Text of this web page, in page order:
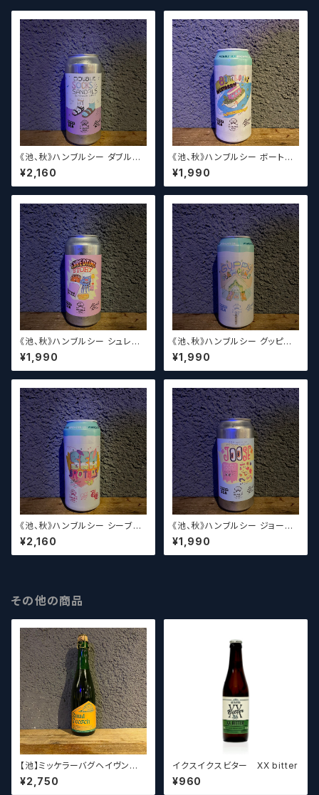
《池、秋》ハンブルシー ダブルソ
ックス＆サンダルズ / Humble
Sea Double Socks & Sand
als【クラフトビール】
¥2,160
《池、秋》ハンブルシー ボートロ
ーズオブネクタロン / Humble
Sea Boatloads of Nectaro
n【クラフトビール】
¥1,990
《池、秋》ハンブルシー シュレッド
タイムストーリー / Humble Se
a Shredtime Story【クラフト
ビール】
¥1,990
《池、秋》ハンブルシー グッピー
グランピング / Humble Sea G
uppy Glampingn【クラフトビ
ール】
¥1,990
《池、秋》ハンブルシー シーブラ
ザーズ / Humble Sea x Bre
wing With Brothas Sea Bro
thas【クラフトビール】
¥2,160
《池、秋》ハンブルシー ジョーズ
/ Humble Sea JOOse【クラ
フトビール】
¥1,990
その他の商品
【池】ミッケラーバグヘイヴン
ルードペッシュ Mikkeller Bag
haven Ruud Peesch
¥2,750
イクスイクスビター XX bitter
¥960